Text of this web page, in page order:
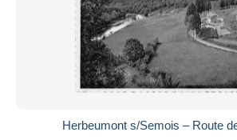
Herbeumont s/Semois – Route